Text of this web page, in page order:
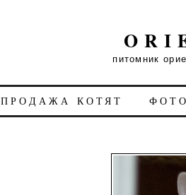
питомник
ПРОДАЖА КОТЯТ